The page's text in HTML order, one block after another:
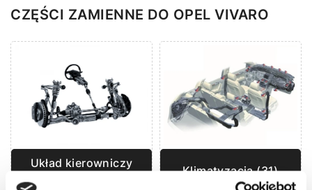
CZĘŚCI ZAMIENNE DO OPEL VIVARO
Układ kierowniczy
Klimatyzacja (31)